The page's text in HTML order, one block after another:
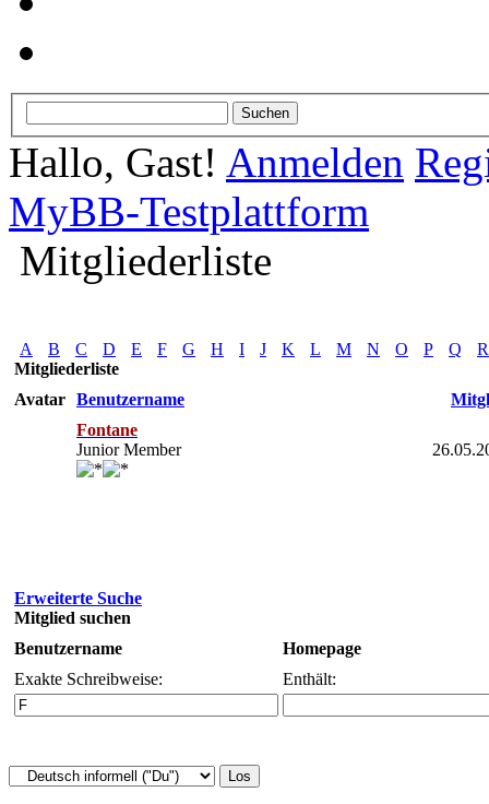
Hallo, Gast! Anmelden
MyBB-Testplattform
Mitgliederliste
A B C D E F G H I J K L M N O P Q
R
Mitgliederliste
Avatar Benutzername
Fontane
Junior Member
Erweiterte Suche
Mitglied suchen
Benutzername
Homepage
Exakte Schreibweise:
Enthält: